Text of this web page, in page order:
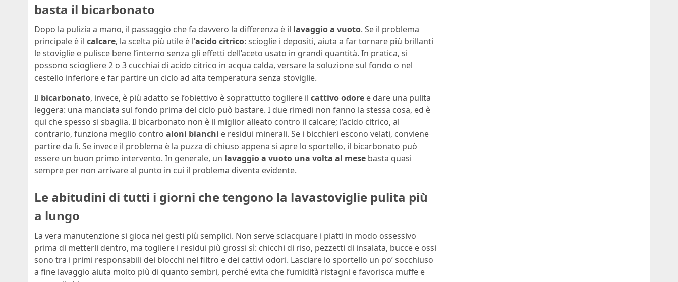
basta il bicarbonato
Dopo la pulizia a mano, il passaggio che fa davvero la differenza è il lavaggio a vuoto. Se il problema
principale è il calcare, la scelta più utile è l’acido citrico: scioglie i depositi, aiuta a far tornare più brillanti
le stoviglie e pulisce bene l’interno senza gli effetti dell’aceto usato in grandi quantità. In pratica, si
possono sciogliere 2 o 3 cucchiai di acido citrico in acqua calda, versare la soluzione sul fondo o nel
cestello inferiore e far partire un ciclo ad alta temperatura senza stoviglie.
Il bicarbonato, invece, è più adatto se l’obiettivo è soprattutto togliere il cattivo odore e dare una pulita
leggera: una manciata sul fondo prima del ciclo può bastare. I due rimedi non fanno la stessa cosa, ed è
qui che spesso si sbaglia. Il bicarbonato non è il miglior alleato contro il calcare; l’acido citrico, al
contrario, funziona meglio contro aloni bianchi e residui minerali. Se i bicchieri escono velati, conviene
partire da lì. Se invece il problema è la puzza di chiuso appena si apre lo sportello, il bicarbonato può
essere un buon primo intervento. In generale, un lavaggio a vuoto una volta al mese basta quasi
sempre per non arrivare al punto in cui il problema diventa evidente.
Le abitudini di tutti i giorni che tengono la lavastoviglie pulita più
a lungo
La vera manutenzione si gioca nei gesti più semplici. Non serve sciacquare i piatti in modo ossessivo
prima di metterli dentro, ma togliere i residui più grossi sì: chicchi di riso, pezzetti di insalata, bucce e ossi
sono tra i primi responsabili dei blocchi nel filtro e dei cattivi odori. Lasciare lo sportello un po’ socchiuso
a fine lavaggio aiuta molto più di quanto sembri, perché evita che l’umidità ristagni e favorisca muffe e